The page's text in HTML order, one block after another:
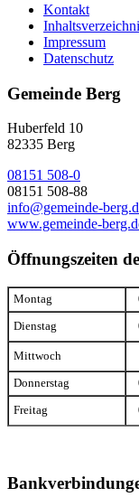
Kontakt
Impressum
Datenschutz
Gemeinde Berg
Huberfeld 10
82335 Berg
08151 508-0
08151 508-88
info@gemeinde-
www.gemeinde-
Öffnungszeiten
Montag
Dienstag
Mittwoch
Donnerstag
Freitag